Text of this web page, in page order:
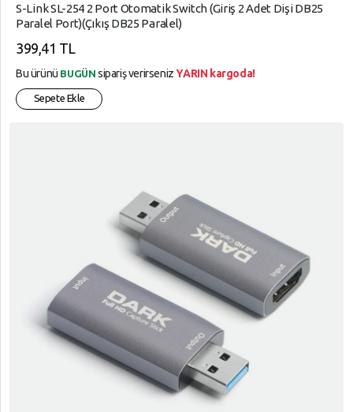
S-Link SL-254 2 Port Otomatik Switch (Giriş 2 Adet Dişi DB25
Paralel Port)(Çıkış DB25 Paralel)
399,41 TL
Bu ürünü BUGÜN sipariş verirsenizYARIN kargoda!
Sepete Ekle